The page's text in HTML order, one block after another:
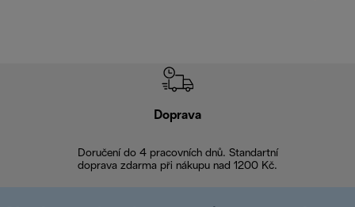
Doprava
Doručení do 4 pracovních dnů. Standartní
doprava zdarma při nákupu nad 1200 Kč.